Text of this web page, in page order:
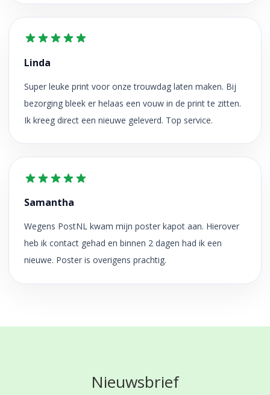
Linda
Super leuke print voor onze trouwdag laten maken. Bij
bezorging bleek er helaas een vouw in de print te zitten.
Ik kreeg direct een nieuwe geleverd. Top service.
Samantha
Wegens PostNL kwam mijn poster kapot aan. Hierover
heb ik contact gehad en binnen 2 dagen had ik een
nieuwe. Poster is overigens prachtig.
Nieuwsbrief